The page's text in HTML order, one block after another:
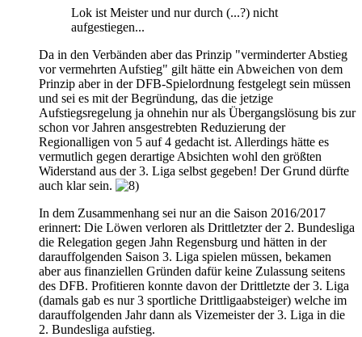
Lok ist Meister und nur durch (...?) nicht
aufgestiegen...
Da in den Verbänden aber das Prinzip "verminderter Abstieg
vor vermehrten Aufstieg" gilt hätte ein Abweichen von dem
Prinzip aber in der DFB-Spielordnung festgelegt sein müssen
und sei es mit der Begründung, das die jetzige
Aufstiegsregelung ja ohnehin nur als Übergangslösung bis zur
schon vor Jahren ansgestrebten Reduzierung der
Regionalligen von 5 auf 4 gedacht ist. Allerdings hätte es
vermutlich gegen derartige Absichten wohl den größten
Widerstand aus der 3. Liga selbst gegeben! Der Grund dürfte
auch klar sein.
In dem Zusammenhang sei nur an die Saison 2016/2017
erinnert: Die Löwen verloren als Drittletzter der 2. Bundesliga
die Relegation gegen Jahn Regensburg und hätten in der
darauffolgenden Saison 3. Liga spielen müssen, bekamen
aber aus finanziellen Gründen dafür keine Zulassung seitens
des DFB. Profitieren konnte davon der Drittletzte der 3. Liga
(damals gab es nur 3 sportliche Drittligaabsteiger) welche im
darauffolgenden Jahr dann als Vizemeister der 3. Liga in die
2. Bundesliga aufstieg.